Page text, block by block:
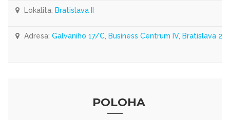
Lokalita: Bratislava II
Adresa: Galvaniho 17/C, Business Centrum IV, Bratislava 2
POLOHA